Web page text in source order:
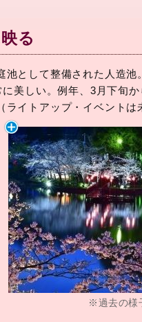
る
として整備された人造池
美しい。例年、3月下旬
イトアップ・イベントは
※過去の様